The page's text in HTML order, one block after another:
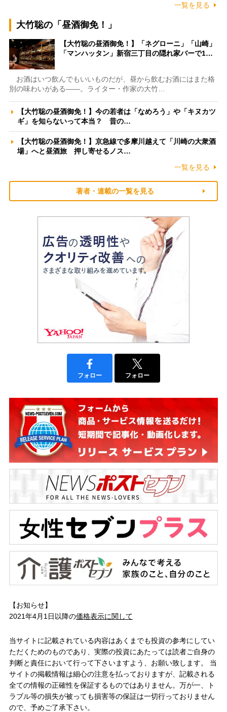
一覧を見る
大竹聡の「昼酒御免！」
【大竹聡の昼酒御免！】「ネグローニ」「山崎」
「マンハッタン」新宿三丁目の隠れ家バーで1…
お酒はいつ飲んでもいいものだが、昼から飲むお酒にはまた格
別の味わいがある――。ライター・作家の大竹…
【大竹聡の昼酒御免！】今の若者は「なめろう」や「キヌカツ
ギ」を知らないって本当？ 昔の…
【大竹聡の昼酒御免！】京急線で多摩川越えて「川崎の大衆酒
場」へと昼酒旅 押し寄せるノス…
一覧を見る
著者・連載の一覧を見る
フォロー フォロー
【お知らせ】
2021年4月1日以降の価格表示に関して
当サイトに記載されている内容はあくまでも投資の参考にしてい
ただくためのものであり、実際の投資にあたっては読者ご自身の
判断と責任において行って下さいますよう、お願い致します。 当
サイトの掲載情報は細心の注意を払っておりますが、記載される
全ての情報の正確性を保証するものではありません。万が一、ト
ラブル等の損失が被っても損害等の保証は一切行っておりません
ので、予めご了承下さい。